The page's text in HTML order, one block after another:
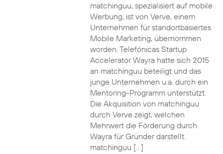
matchinguu, spezialisiert auf mobile
Werbung, ist von Verve, einem
Unternehmen für standortbasiertes
Mobile Marketing, übernommen
worden. Telefónicas Startup
Accelerator Wayra hatte sich 2015
an matchinguu beteiligt und das
junge Unternehmen u.a. durch ein
Mentoring-Programm unterstützt.
Die Akquisition von matchinguu
durch Verve zeigt, welchen
Mehrwert die Förderung durch
Wayra für Gründer darstellt.
matchinguu […]